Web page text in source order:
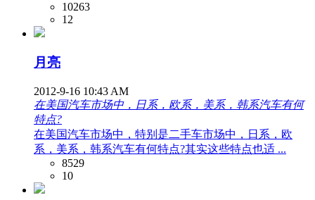
10263
12
月亮
2012-9-16 10:43 AM
在美国汽车市场中，日系，欧系，美系，韩系汽车有何
特点?
在美国汽车市场中，特别是二手车市场中，日系，欧
系，美系，韩系汽车有何特点?其实这些特点也适 ...
8529
10